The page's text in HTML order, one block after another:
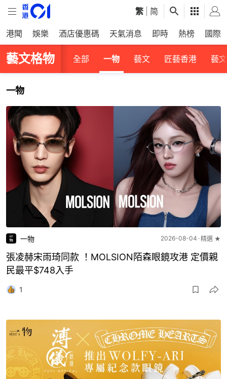
繁 简
港聞 娛樂 酒店優惠碼 天氣消息 即時 熱榜 國際
藝文格物 全部 一物 藝文 匠藝香港 藝
一物
一物 2026-08-04 精選 ★
張凌赫宋雨琦同款 ！MOLSION陌森眼鏡攻港 定價親
民最平$748入手
1